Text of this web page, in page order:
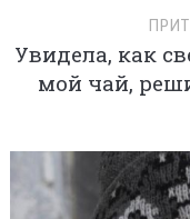
Увидела, как
мой чай,